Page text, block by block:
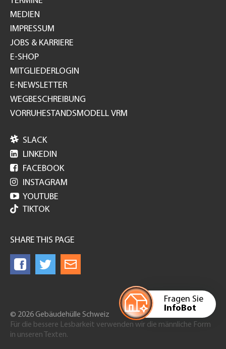
Fragen Sie
InfoBot
MEDIEN
IMPRESSUM
JOBS & KARRIERE
E-SHOP
MITGLIEDERLOGIN
E-NEWSLETTER
WEGBESCHREIBUNG
VORRUHESTANDSMODELL VRM
 SLACK
 LINKEDIN
 FACEBOOK
 INSTAGRAM
 YOUTUBE
TIKTOK
SHARE THIS PAGE
© 2026 Gebäudehülle Schweiz
Für die bessere Lesbarkeit verwenden wir die männliche Form
in unseren Texten.